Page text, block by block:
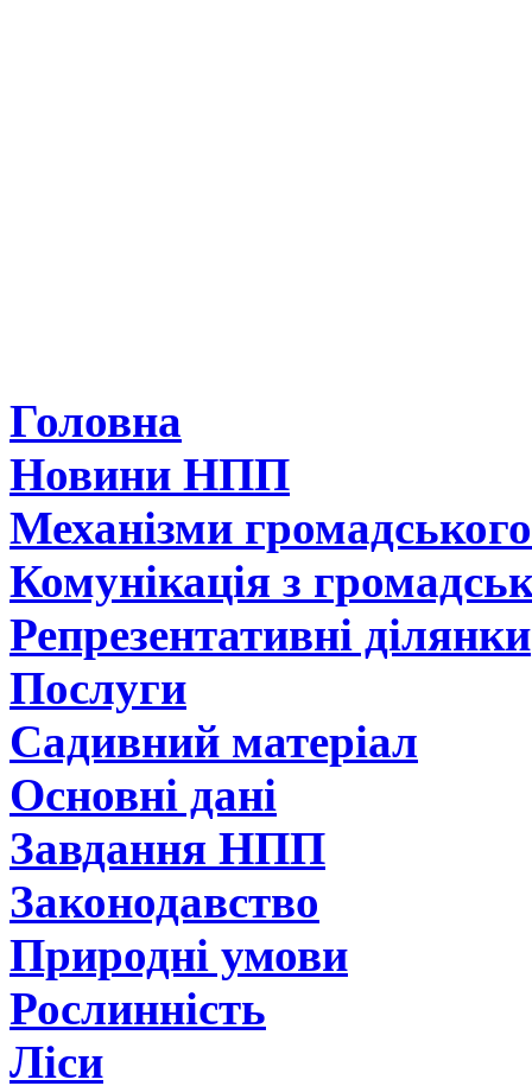
Головна
Новини НПП
Механізми
Комунікація з
Репрезентативні ділянки
Послуги
Садивний матеріал
Основні дані
Завдання НПП
Законодавство
Природні умови
Рослинність
Ліси